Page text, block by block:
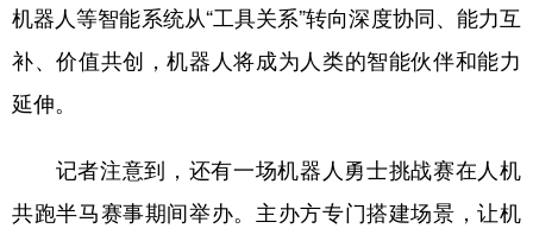
机器人等智能系统从“工具关系”转向深度协同、能力互
补、价值共创，机器人将成为人类的智能伙伴和能力
延伸。
记者注意到，还有一场机器人勇士挑战赛在人机
共跑半马赛事期间举办。主办方专门搭建场景，让机